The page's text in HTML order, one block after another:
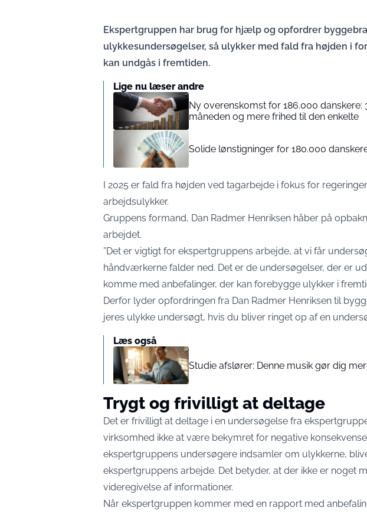
Ekspertgruppen har brug for hjælp og opfordrer
ulykkesundersøgelser, så ulykker med fald fra højden i
kan undgås i fremtiden.
Lige nu læser andre
Ny overenskomst for 186.000
måneden og mere frihed til den enkelte
Solide lønstigninger for 180.000
I 2025 er fald fra højden ved tagarbejde i fokus for
arbejdsulykker.
Gruppens formand, Dan Radmer Henriksen håber på
arbejdet.
”Det er vigtigt for ekspertgruppens arbejde, at vi får
håndværkerne falder ned. Det er de undersøgelser, der er
komme med anbefalinger, der kan forebygge ulykker i
Derfor lyder opfordringen fra Dan Radmer Henriksen til
jeres ulykke undersøgt, hvis du bliver ringet op af en
Læs også
Studie afslører: Denne musik gør dig
Trygt og frivilligt at deltage
Det er frivilligt at deltage i en undersøgelse fra
virksomhed ikke at være bekymret for negative
ekspertgruppens undersøgere indsamler om ulykkerne,
ekspertgruppens arbejde. Det betyder, at der ikke er noget
videregivelse af informationer.
Når ekspertgruppen kommer med en rapport med